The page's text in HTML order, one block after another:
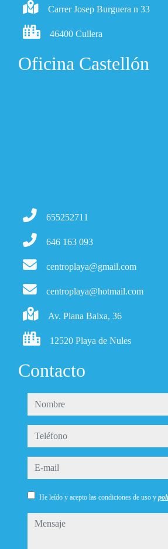
Carrer Josep Burguera n 33
46400 Cullera
Oficina Castellón
655252711
646 163 093
centroplaya@gmail.com
centroplaya@hotmail.com
Av. Plana Baixa, 36
12520 Playa de Nules
Contacto
nombre
teléfono
e-mail
He leído y acepto las condiciones de uso y
mensaje